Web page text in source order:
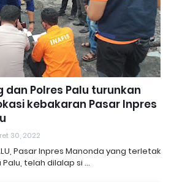
dan Polres Palu turunkan
kebakaran Pasar Inpres
30, 2022
Pasar Inpres Manonda yang terletak
telah dilalap si …